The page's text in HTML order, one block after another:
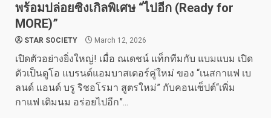
พร้อมปล่อยซิงเกิลพิเศษ “ไปอีก (Ready for
MORE)”
STAR SOCIETY March 12, 2026
เปิดตัวอย่างยิ่งใหญ่! เมื่อ ณเดชน์ แท็กทีมกับ แบมแบม เปิด
ตัวเป็นดูโอ แบรนด์แอมบาสเดอร์คู่ใหม่ ของ “เนสกาแฟ เบ
ลนด์ แอนด์ บรู ริชอโรมา สูตรใหม่” กับคอนเซ็ปต์“เพิ่ม
กาแฟ เติมนม อร่อยไปอีก”...